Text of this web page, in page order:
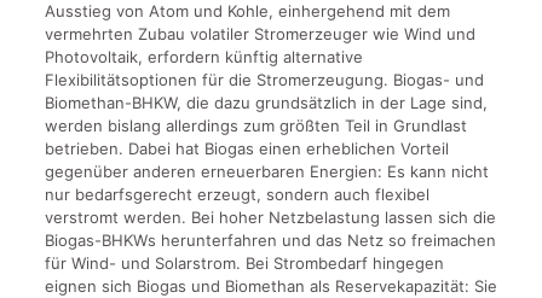
Ausstieg von Atom und Kohle, einhergehend mit dem
vermehrten Zubau volatiler Stromerzeuger wie Wind und
Photovoltaik, erfordern künftig alternative
Flexibilitätsoptionen für die Stromerzeugung. Biogas- und
Biomethan-BHKW, die dazu grundsätzlich in der Lage sind,
werden bislang allerdings zum größten Teil in Grundlast
betrieben. Dabei hat Biogas einen erheblichen Vorteil
gegenüber anderen erneuerbaren Energien: Es kann nicht
nur bedarfsgerecht erzeugt, sondern auch flexibel
verstromt werden. Bei hoher Netzbelastung lassen sich die
Biogas-BHKWs herunterfahren und das Netz so freimachen
für Wind- und Solarstrom. Bei Strombedarf hingegen
eignen sich Biogas und Biomethan als Reservekapazität: Sie